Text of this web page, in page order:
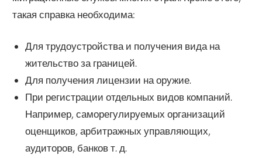
такая справка необходима:
Для трудоустройства и получения вида на
жительство за границей.
Для получения лицензии на оружие.
При регистрации отдельных видов компаний.
Например, саморегулируемых организаций
оценщиков, арбитражных управляющих,
аудиторов, банков т. д.